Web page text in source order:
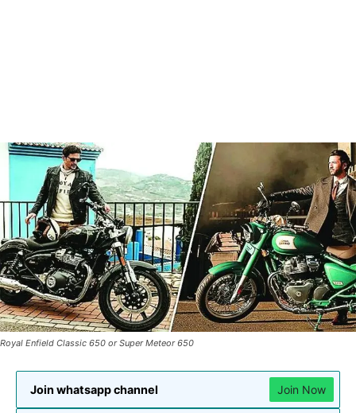
Royal Enfield Classic 650 or Super Meteor 650
Join whatsapp channel Join Now